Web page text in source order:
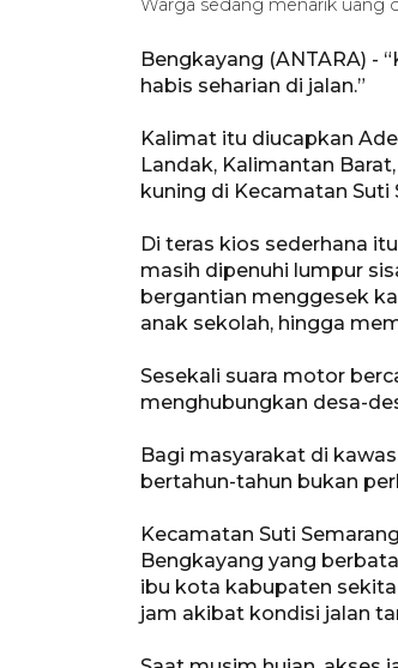
Warga sedang menarik uang
Bengkayang (ANTARA) -
habis seharian di jalan.”
Kalimat itu diucapkan
Landak, Kalimantan
kuning di Kecamatan Suti
Di teras kios sederhana
masih dipenuhi lumpur
bergantian menggesek
anak sekolah, hingga
Sesekali suara motor
menghubungkan desa-
Bagi masyarakat di
bertahun-tahun bukan
Kecamatan Suti
Bengkayang yang
ibu kota kabupaten
jam akibat kondisi jalan